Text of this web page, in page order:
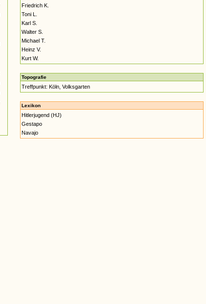
Friedrich K.
Toni L.
Karl S.
Walter S.
Michael T.
Heinz V.
Kurt W.
Topografie
Treffpunkt: Köln, Volksgarten
Lexikon
Hitlerjugend (HJ)
Gestapo
Navajo